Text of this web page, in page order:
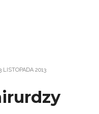
LISTOPADA 2013